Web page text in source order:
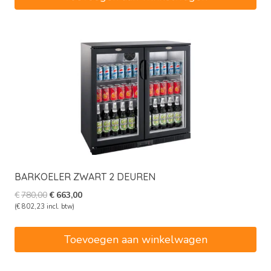
BARKOELER ZWART 2 DEUREN
€780,00Oorspronkelijke
prijs
€ 663,00Huidige
(€ 802,23 incl. btw)
Toevoegen aan winkelwagen